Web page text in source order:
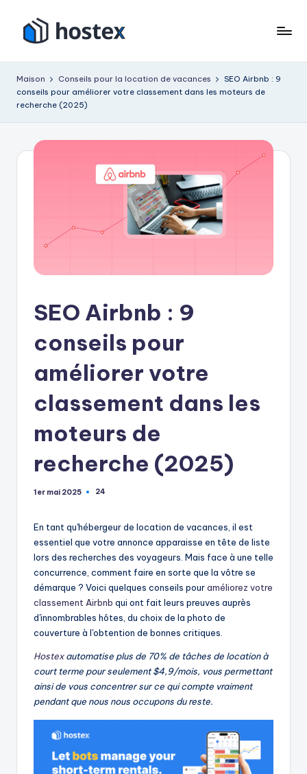
Accéder
contenu
o
s
t
e
location
de
pilotage
Maison Conseils pour la location de vacances
SEO Airbnb : 9
conseils pour améliorer votre classement dans les moteurs de
recherche (2025)
SEO Airbnb : 9
conseils pour
améliorer votre
classement dans les
moteurs de
recherche (2025)
1er mai 2025 24
En tant qu'hébergeur de location de vacances, il est
essentiel que votre annonce apparaisse en tête de liste
lors des recherches des voyageurs. Mais face à une telle
concurrence, comment faire en sorte que la vôtre se
démarque ? Voici quelques conseils pouraméliorez votre
classement Airbnb qui ont fait leurs preuves auprès
d'innombrables hôtes, du choix de la photo de
couverture à l'obtention de bonnes critiques.
Hostexautomatise plus de 70% de tâches de location à
court terme pour seulement $4,9/mois, vous permettant
ainsi de vous concentrer sur ce qui compte vraiment
pendant que nous nous occupons du reste.